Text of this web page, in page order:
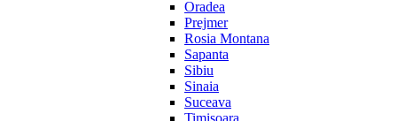
Oradea
Prejmer
Rosia Montana
Sapanta
Sibiu
Sinaia
Suceava
Timisoara